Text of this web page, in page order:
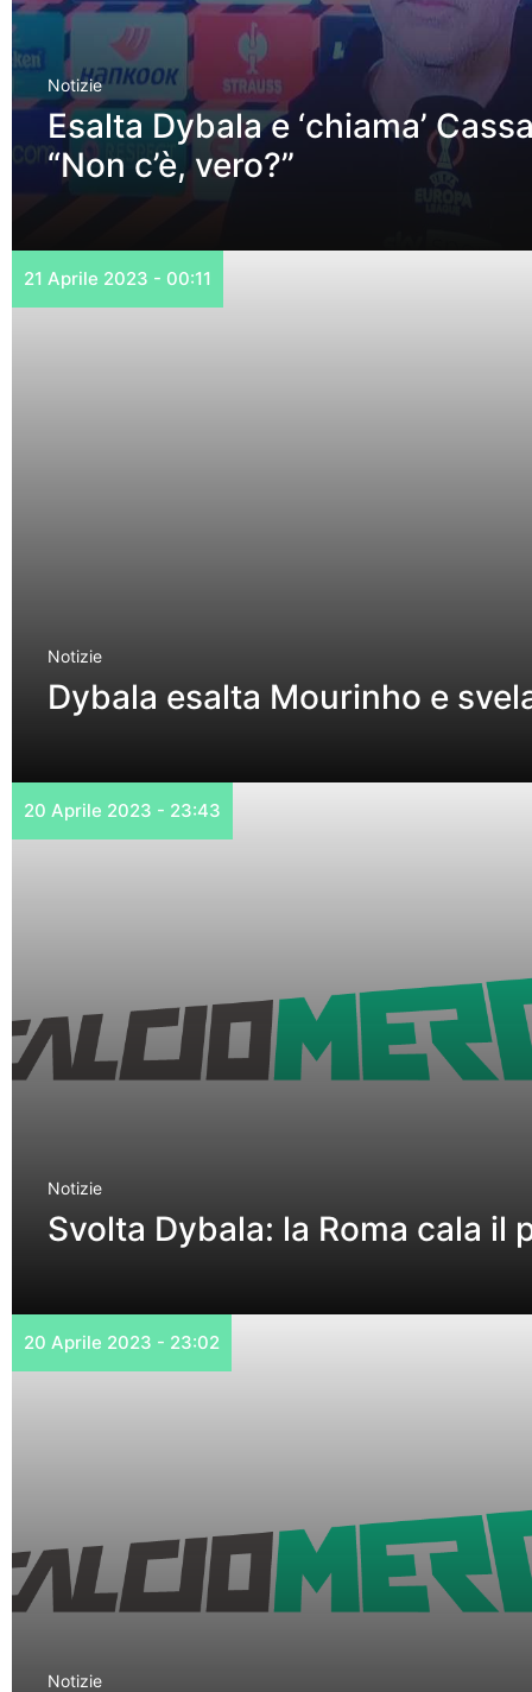
Notizie
Esalta Dybala e ‘chiama’
“Non c’è, vero?”
21 Aprile 2023 - 00:11
Notizie
Dybala esalta Mourinho e
20 Aprile 2023 - 23:43
Notizie
Svolta Dybala: la Roma cala il
20 Aprile 2023 - 23:02
Notizie